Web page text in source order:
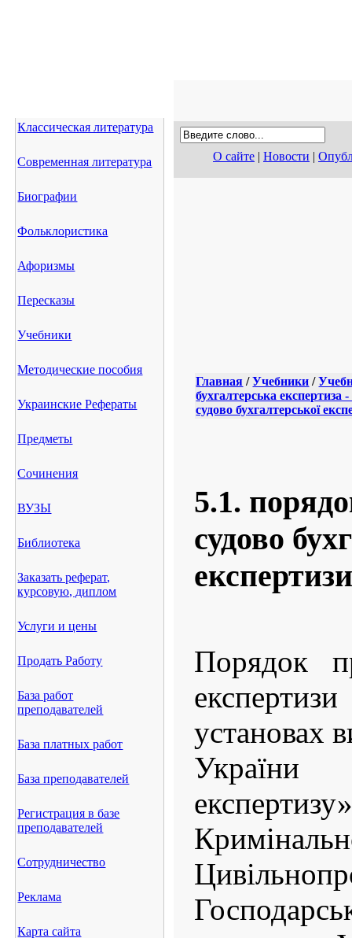
Классическая литература
Современная литература
Биографии
Фольклористика
Афоризмы
Пересказы
Учебники
Методические пособия
Украинские Рефераты
Предметы
Сочинения
ВУЗЫ
Библиотека
Заказать реферат,
курсовую, диплом
Услуги и цены
Продать Работу
База работ
преподавателей
База платных работ
База преподавателей
Регистрация в базе
преподавателей
Сотрудничество
Реклама
Карта сайта
О сайте | Новости |
Главная /Учебники /
бухгалтерська
судово бухгалтерської
5.1.
судово
Порядок
установах